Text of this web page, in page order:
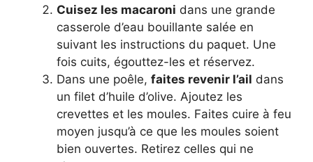
Cuisez les macaroni dans une grande
casserole d’eau bouillante salée en
suivant les instructions du paquet. Une
fois cuits, égouttez-les et réservez.
Dans une poêle, faites revenir l’ail dans
un filet d’huile d’olive. Ajoutez les
crevettes et les moules. Faites cuire à feu
moyen jusqu’à ce que les moules soient
bien ouvertes. Retirez celles qui ne